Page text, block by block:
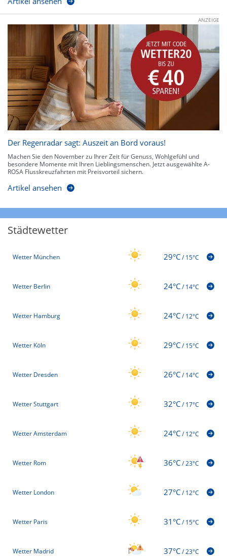
ANZEIGE
Der Regenradar sagt: Auszeit an Bord voraus!
Machen Sie den November zu Ihrer Zeit für Genuss, Wohlgefühl und
besondere Momente mit Ihren Lieblingsmenschen. Jetzt ausgewählte A-
ROSA Flusskreuzfahrten mit Preisvorteil sichern.
Artikel ansehen
Städtewetter
Wetter München 29°C/15°C
Wetter Berlin 24°C/14°C
Wetter Hamburg 24°C/12°C
Wetter Köln 29°C/15°C
Wetter Dresden 26°C/14°C
Wetter Stuttgart 32°C/17°C
Wetter Amsterdam 24°C/12°C
Wetter Rom 36°C/23°C
Wetter London 27°C/12°C
Wetter Paris 31°C/15°C
Wetter Madrid 37°C/23°C